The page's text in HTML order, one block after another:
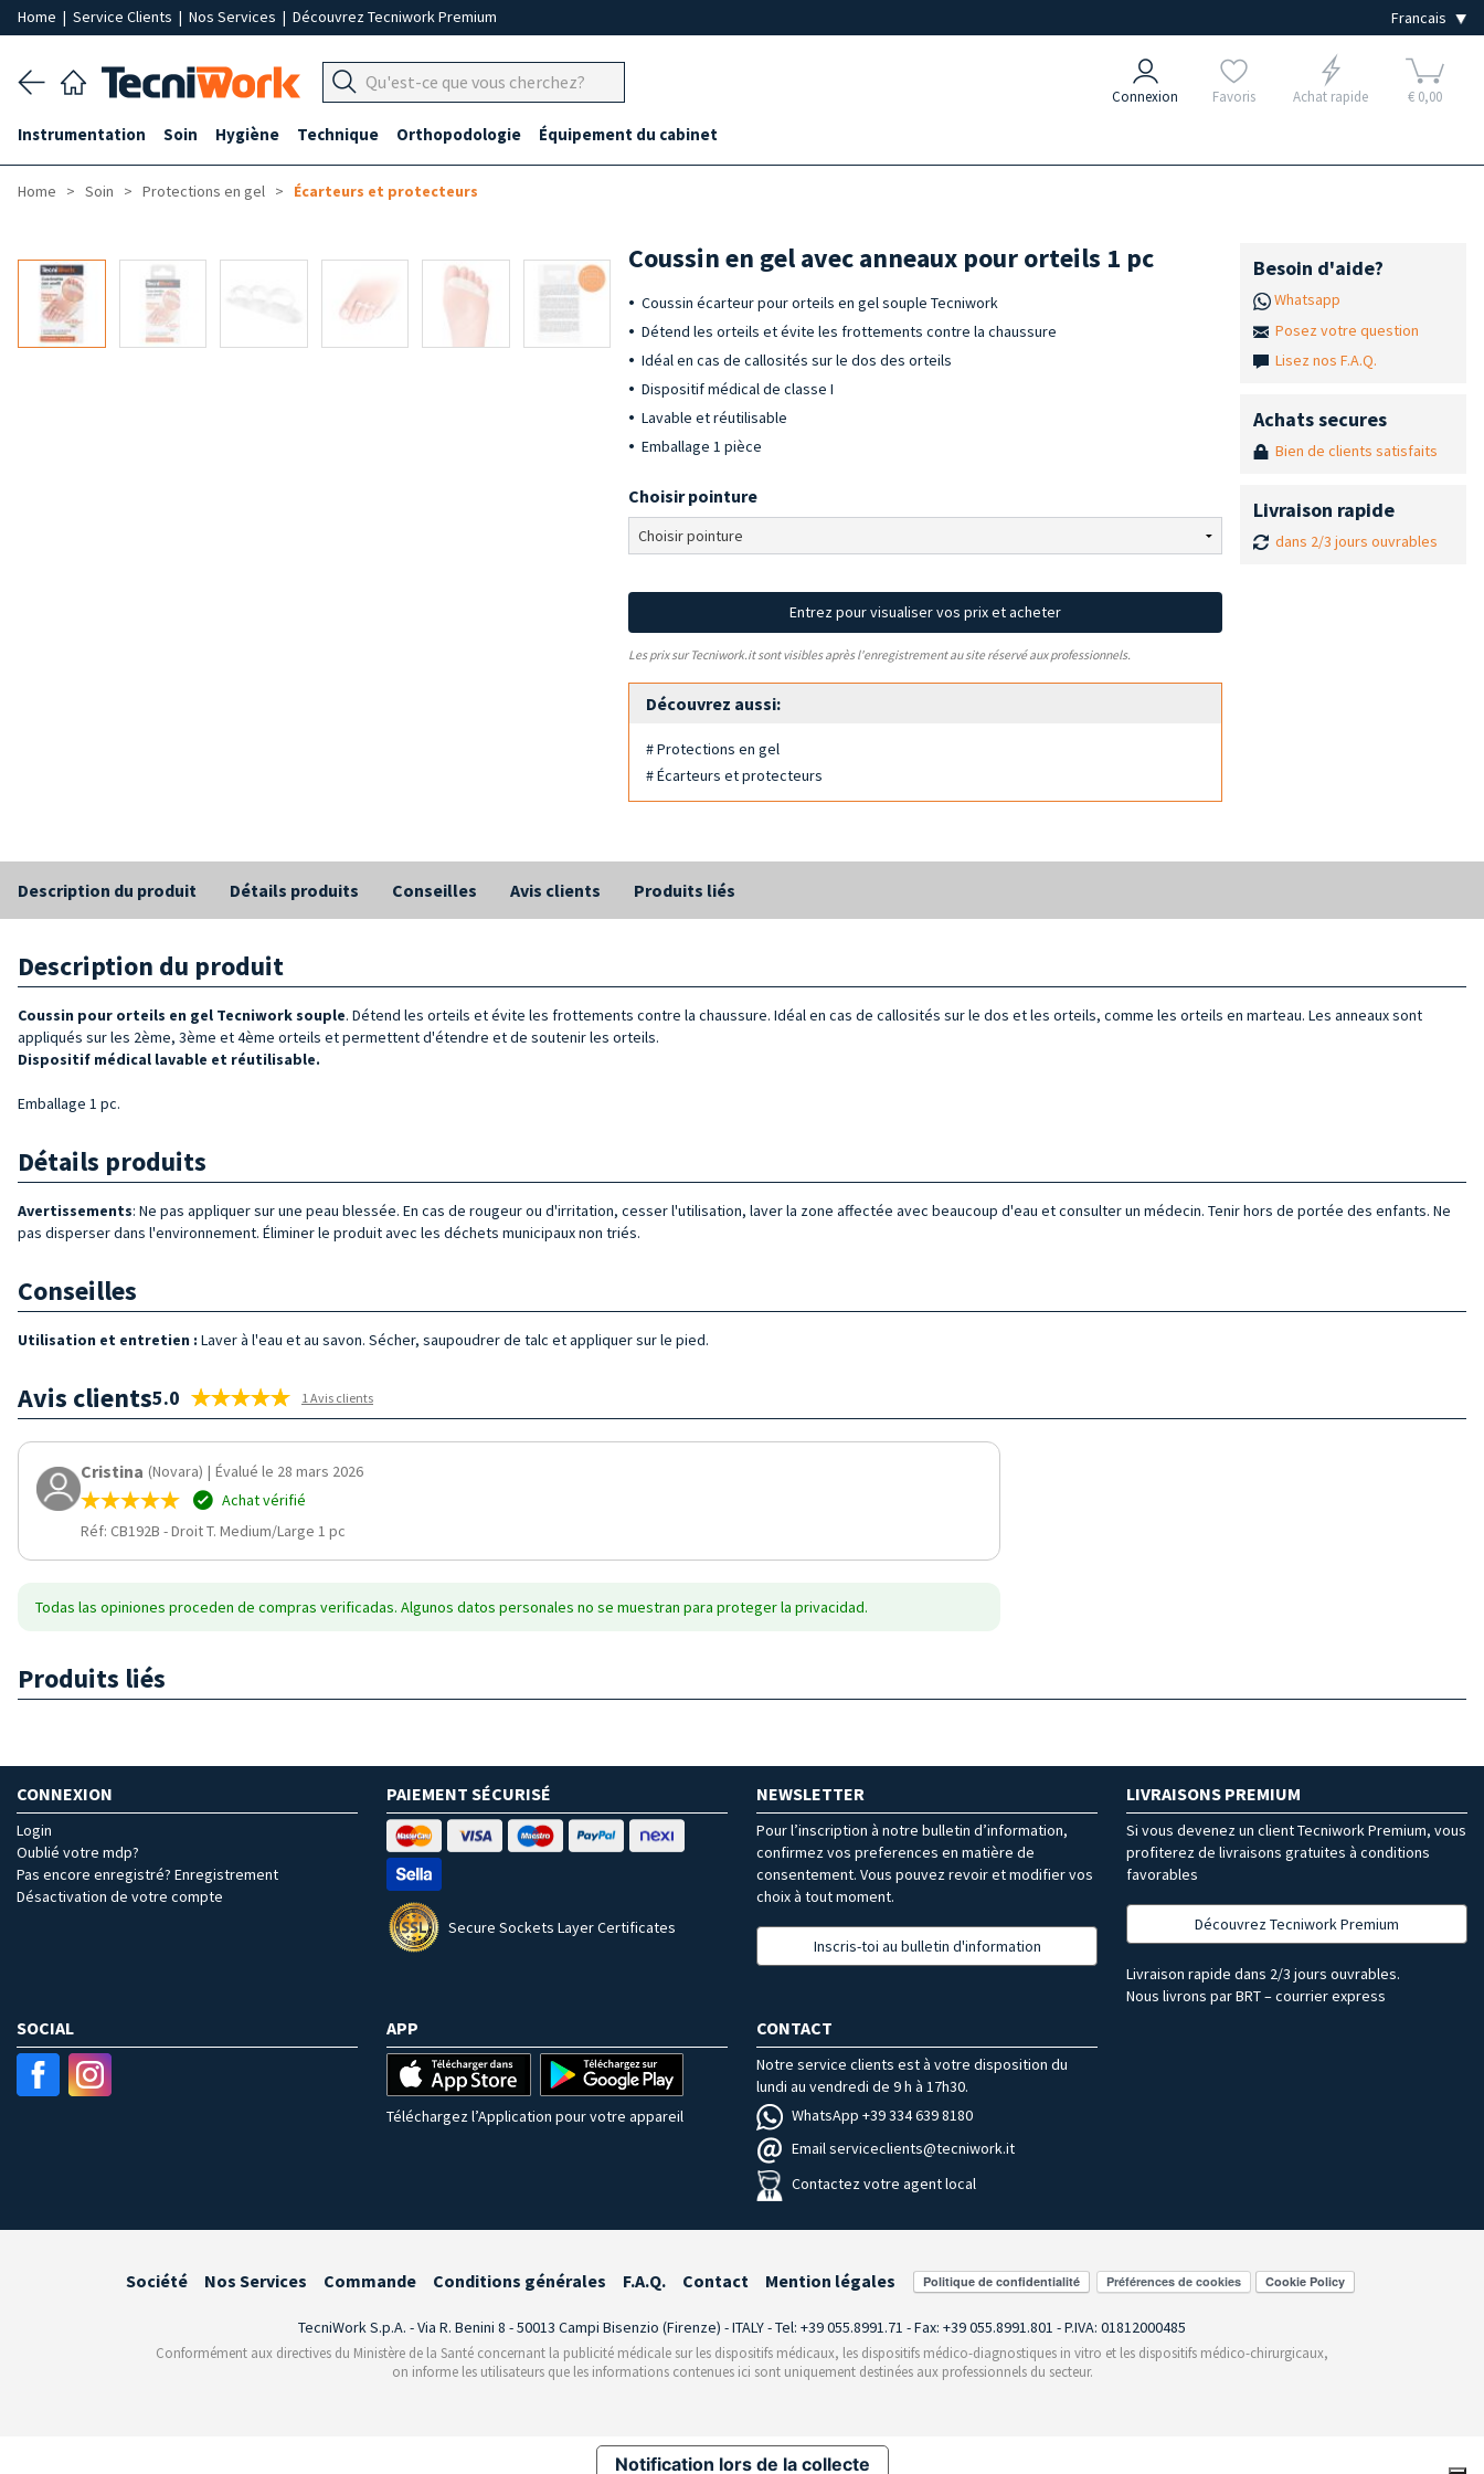
Home | Service Clients | Nos Services | Découvrez Tecniwork Premium
Connexion Favoris Achat rapide € 0,00
Instrumentation Soin Hygiène Technique Orthopodologie Équipement du cabinet
Home Soin Protections en gel Écarteurs et protecteurs
Coussin en gel avec anneaux pour orteils 1 pc
Coussin écarteur pour orteils en gel souple Tecniwork
Détend les orteils et évite les frottements contre la chaussure
Idéal en cas de callosités sur le dos des orteils
Dispositif médical de classe I
Lavable et réutilisable
Emballage 1 pièce
Choisir pointure
Entrez pour visualiser vos prix et acheter
Les prix sur Tecniwork.it sont visibles après l'enregistrement au site réservé aux professionnels.
Découvrez aussi:
# Protections en gel
# Écarteurs et protecteurs
Besoin d'aide?
Whatsapp
Posez votre question
Lisez nos F.A.Q.
Achats secures
Bien de clients satisfaits
Livraison rapide
dans 2/3 jours ouvrables
Description du produit Détails produits Conseilles Avis clients Produits liés
Description du produit
Coussin pour orteils en gel Tecniwork souple. Détend les orteils et évite les frottements contre la chaussure. Idéal en cas de callosités sur le dos et les orteils, comme les orteils en marteau. Les anneaux sont
appliqués sur les 2ème, 3ème et 4ème orteils et permettent d'étendre et de soutenir les orteils.
Dispositif médical lavable et réutilisable.
Emballage 1 pc.
Détails produits
Avertissements: Ne pas appliquer sur une peau blessée. En cas de rougeur ou d'irritation, cesser l'utilisation, laver la zone affectée avec beaucoup d'eau et consulter un médecin. Tenir hors de portée des enfants. Ne
pas disperser dans l'environnement. Éliminer le produit avec les déchets municipaux non triés.
Conseilles
Utilisation et entretien : Laver à l'eau et au savon. Sécher, saupoudrer de talc et appliquer sur le pied.
Avis clients5.0 1 Avis clients
Cristina (Novara) | Évalué le 28 mars 2026
Achat vérifié
Réf: CB192B -Droit T. Medium/Large 1 pc
Todas las opiniones proceden de compras verificadas. Algunos datos personales no se muestran para proteger la privacidad.
Produits liés
CONNEXION
Login
Oublié votre mdp?
Pas encore enregistré? Enregistrement
Désactivation de votre compte
PAIEMENT SÉCURISÉ
Secure Sockets Layer Certificates
NEWSLETTER
Pour l’inscription à notre bulletin d’information,
confirmez vos preferences en matière de
consentement. Vous pouvez revoir et modifier vos
choix à tout moment.
Inscris-toi au bulletin d'information
LIVRAISONS PREMIUM
Si vous devenez un client Tecniwork Premium, vous
profiterez de livraisons gratuites à conditions
favorables
Découvrez Tecniwork Premium
Livraison rapide dans 2/3 jours ouvrables.
Nous livrons par BRT – courrier express
SOCIAL APP
Téléchargez l’Application pour votre appareil
CONTACT
Notre service clients est à votre disposition du
lundi au vendredi de 9 h à 17h30.
WhatsApp +39 334 639 8180
Email serviceclients@tecniwork.it
Contactez votre agent local
Société Nos Services Commande Conditions générales F.A.Q. Contact Mention légales Préférences de cookies
TecniWork S.p.A. - Via R. Benini 8 - 50013 Campi Bisenzio (Firenze) - ITALY - Tel: +39 055.8991.71 - Fax: +39 055.8991.801 - P.IVA: 01812000485
Conformément aux directives du Ministère de la Santé concernant la publicité médicale sur les dispositifs médicaux, les dispositifs médico-diagnostiques in vitro et les dispositifs médico-chirurgicaux,
on informe les utilisateurs que les informations contenues ici sont uniquement destinées aux professionnels du secteur.
Notification lors de la collecte